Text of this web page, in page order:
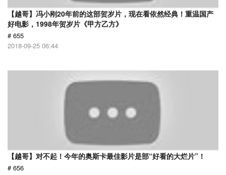
【越哥】冯小刚20年前的这部贺岁片，现在看依然经典！重温国产
好电影，1998年贺岁片《甲方乙方》
# 655
2018-09-25 06:44
【越哥】对不起！今年的奥斯卡最佳影片是部“好看的大烂片”！
# 656